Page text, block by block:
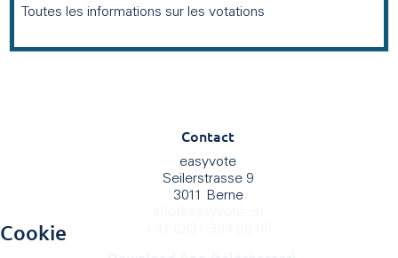
Toutes les informations sur les votations
Contact
easyvote
Seilerstrasse 9
3011 Berne
Cookie